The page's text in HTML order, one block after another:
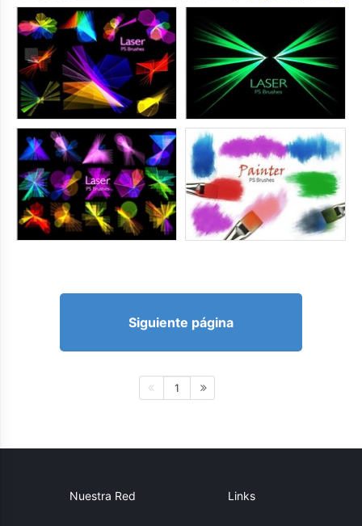
Siguiente página
1
Nuestra Red Links